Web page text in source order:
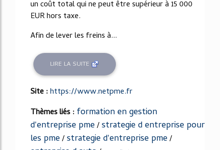
un coût total qui ne peut être supérieur à 15 000
EUR hors taxe.
Afin de lever les freins à...
LIRE LA SUITE
Site :https://www.netpme.fr
Thèmes liés : formation en gestion
d'entreprise pme/strategie d entreprise pour
les pme/strategie d'entreprise pme/